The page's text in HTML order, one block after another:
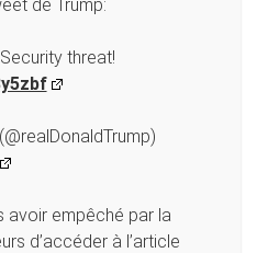
de Trump:
threat!
avoir empêché par la
d’accéder à l’article